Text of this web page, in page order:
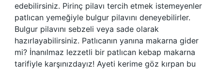
edebilirsiniz. Pirinç pilavı tercih etmek istemeyenler
patlıcan yemeğiyle bulgur pilavını deneyebilirler.
Bulgur pilavını sebzeli veya sade olarak
hazırlayabilirsiniz. Patlıcanın yanına makarna gider
mi? İnanılmaz lezzetli bir patlıcan kebap makarna
tarifiyle karşınızdayız! Ayeti kerime göz kırpan bu